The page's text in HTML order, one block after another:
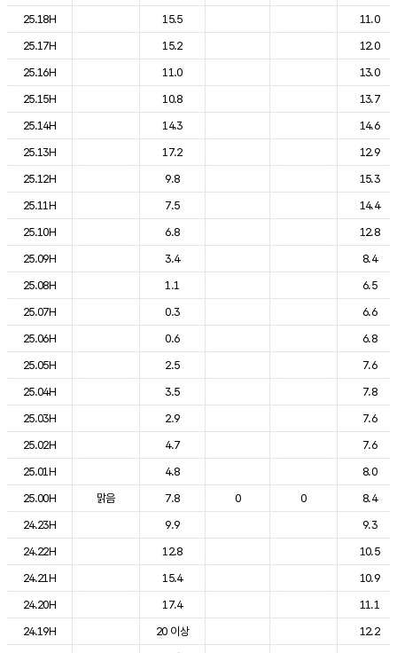
25.18H
15.5
11.0
25.17H
15.2
12.0
25.16H
11.0
13.0
25.15H
10.8
13.7
25.14H
14.3
14.6
25.13H
17.2
12.9
25.12H
9.8
15.3
25.11H
7.5
14.4
25.10H
6.8
12.8
25.09H
3.4
8.4
25.08H
1.1
6.5
25.07H
0.3
6.6
25.06H
0.6
6.8
25.05H
2.5
7.6
25.04H
3.5
7.8
25.03H
2.9
7.6
25.02H
4.7
7.6
25.01H
4.8
8.0
25.00H
맑음 7.8 0 0
8.4
24.23H
9.9
9.3
24.22H
12.8
10.5
24.21H
15.4
10.9
24.20H
17.4
11.1
24.19H
20 이상
12.2